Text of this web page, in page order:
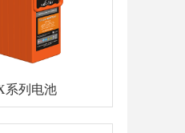
系列电池